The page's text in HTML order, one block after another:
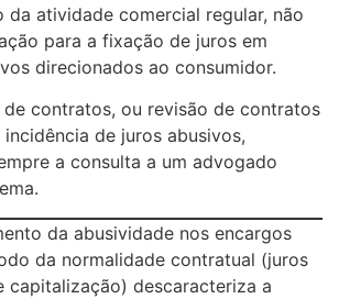
da atividade comercial regular, não
para a fixação de juros em
direcionados ao consumidor.
de contratos, ou revisão de contratos
de juros abusivos,
a consulta a um advogado
da abusividade nos encargos
da normalidade contratual (juros
capitalização) descaracteriza a